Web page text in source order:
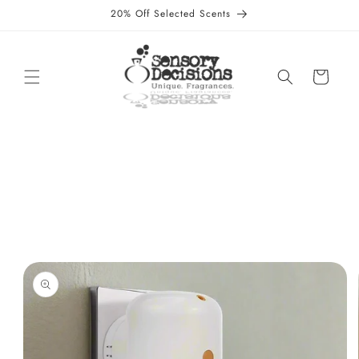
20% Off Selected Scents
Carrello